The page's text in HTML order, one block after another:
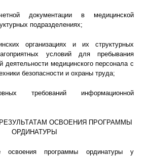
документации в медицинской
подразделениях;
организациях и их структурных
условий для пребывания
деятельности медицинского персонала с
безопасности и охраны труда;
требований информационной
ОСВОЕНИЯ ПРОГРАММЫ
ОРДИНАТУРЫ
освоения программы ординатуры у